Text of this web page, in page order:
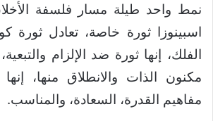
نمط واحد طيلة مسار فلسفة
اسبينوزا ثورة خاصة، تعادل ثورة
الفلك، إنها ثورة ضد الإلزام
مكنون الذات والانطلاق منها،
مفاهيم القدرة، السعادة، والمناسب.